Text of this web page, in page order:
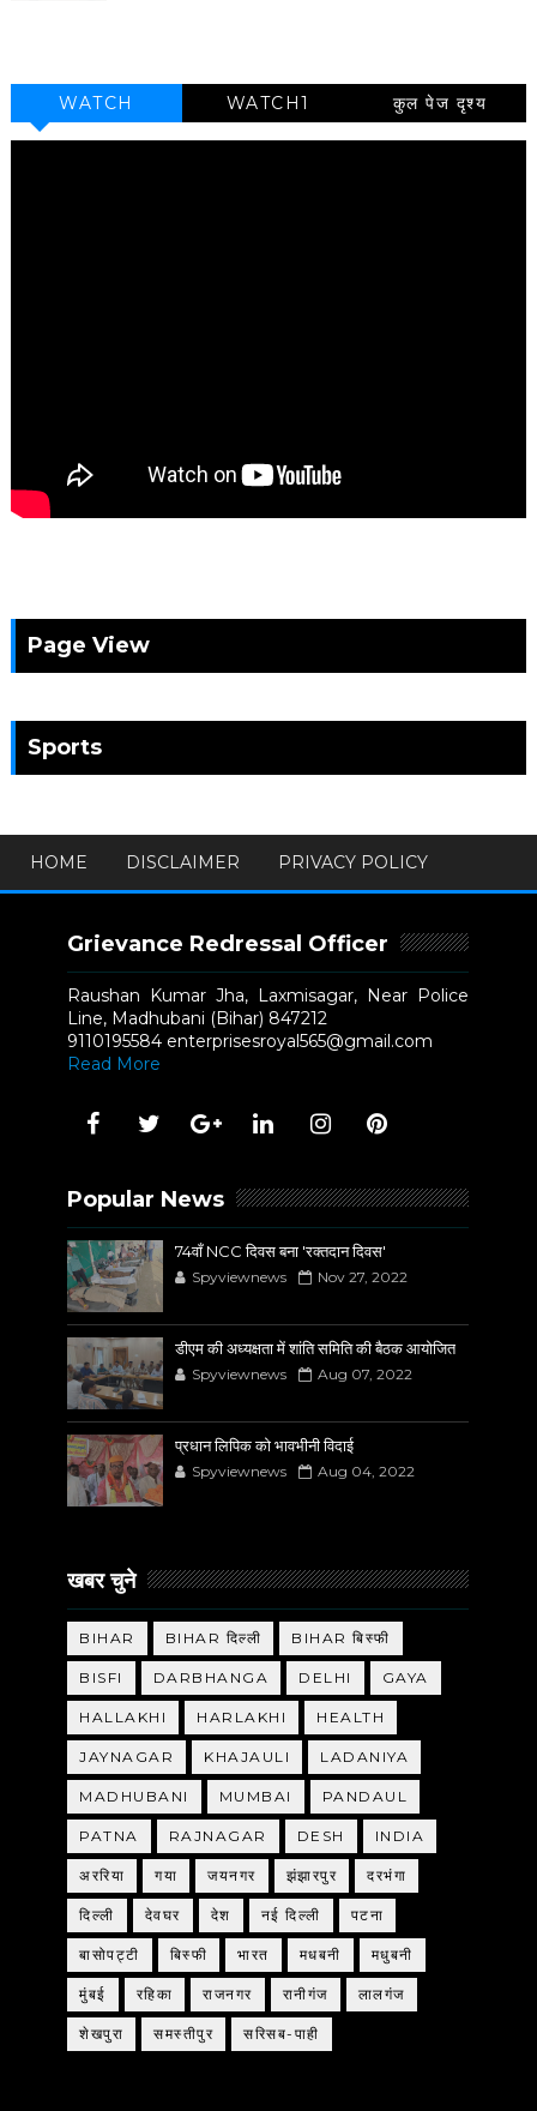
WATCH WATCH1 कुल पेज दृश्य
Page View
Sports
HOME DISCLAIMER PRIVACY POLICY
Grievance Redressal Officer
Raushan Kumar Jha, Laxmisagar, Near Police
Line, Madhubani (Bihar) 847212
9110195584 enterprisesroyal565@gmail.com
Read More
Popular News
74वाँ NCC दिवस बना 'रक्तदान दिवस'
Spyviewnews Nov 27, 2022
डीएम की अध्यक्षता में शांति समिति की बैठक आयोजित
Spyviewnews Aug 07, 2022
प्रधान लिपिक को भावभीनी विदाई
Spyviewnews Aug 04, 2022
खबर चुने
BIHAR BIHAR दिल्ली BIHAR बिस्फी
BISFI DARBHANGA DELHI GAYA
HALLAKHI HARLAKHI HEALTH
JAYNAGAR KHAJAULI LADANIYA
MADHUBANI MUMBAI PANDAUL
PATNA RAJNAGAR DESH INDIA
अररिया गया जयनगर झंझारपुर दरभंगा
दिल्ली देवघर देश नई दिल्ली पटना
बासोपट्टी बिस्फी भारत मधबनी मधुबनी
मुंबई रहिका राजनगर रानीगंज लालगंज
शेखपुरा समस्तीपुर सरिसब-पाही